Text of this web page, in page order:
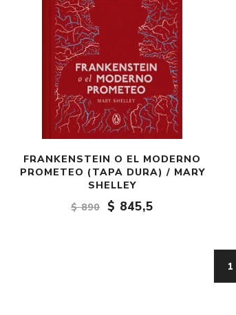
FRANKENSTEIN O EL MODERNO
PROMETEO (TAPA DURA) / MARY
SHELLEY
$ 890
$ 845,5
1